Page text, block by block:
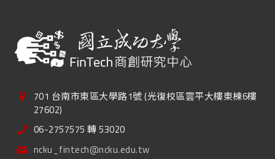
701 台南市東區大學路1號 (光復校區雲平大樓東棟6樓
27602)
06-2757575 轉 53020
ncku_fintech@ncku.edu.tw